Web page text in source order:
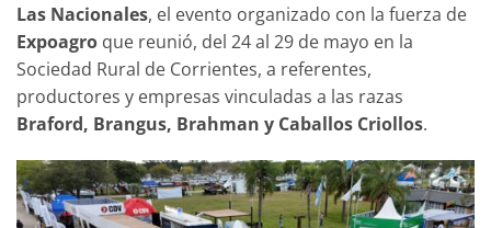
Las Nacionales, el evento organizado con la fuerza de
Expoagro que reunió, del 24 al 29 de mayo en la
Sociedad Rural de Corrientes, a referentes,
productores y empresas vinculadas a las razas
Braford, Brangus, Brahman y Caballos Criollos.